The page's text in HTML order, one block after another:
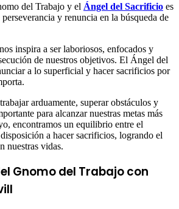
del Trabajo y el Ángel del Sacrificio es
y renuncia en la búsqueda de
inspira a ser laboriosos, enfocados y
de nuestros objetivos. El Ángel del
a lo superficial y hacer sacrificios por
arduamente, superar obstáculos y
para alcanzar nuestras metas más
encontramos un equilibrio entre el
a hacer sacrificios, logrando el
nuestras vidas.
Gnomo del Trabajo con